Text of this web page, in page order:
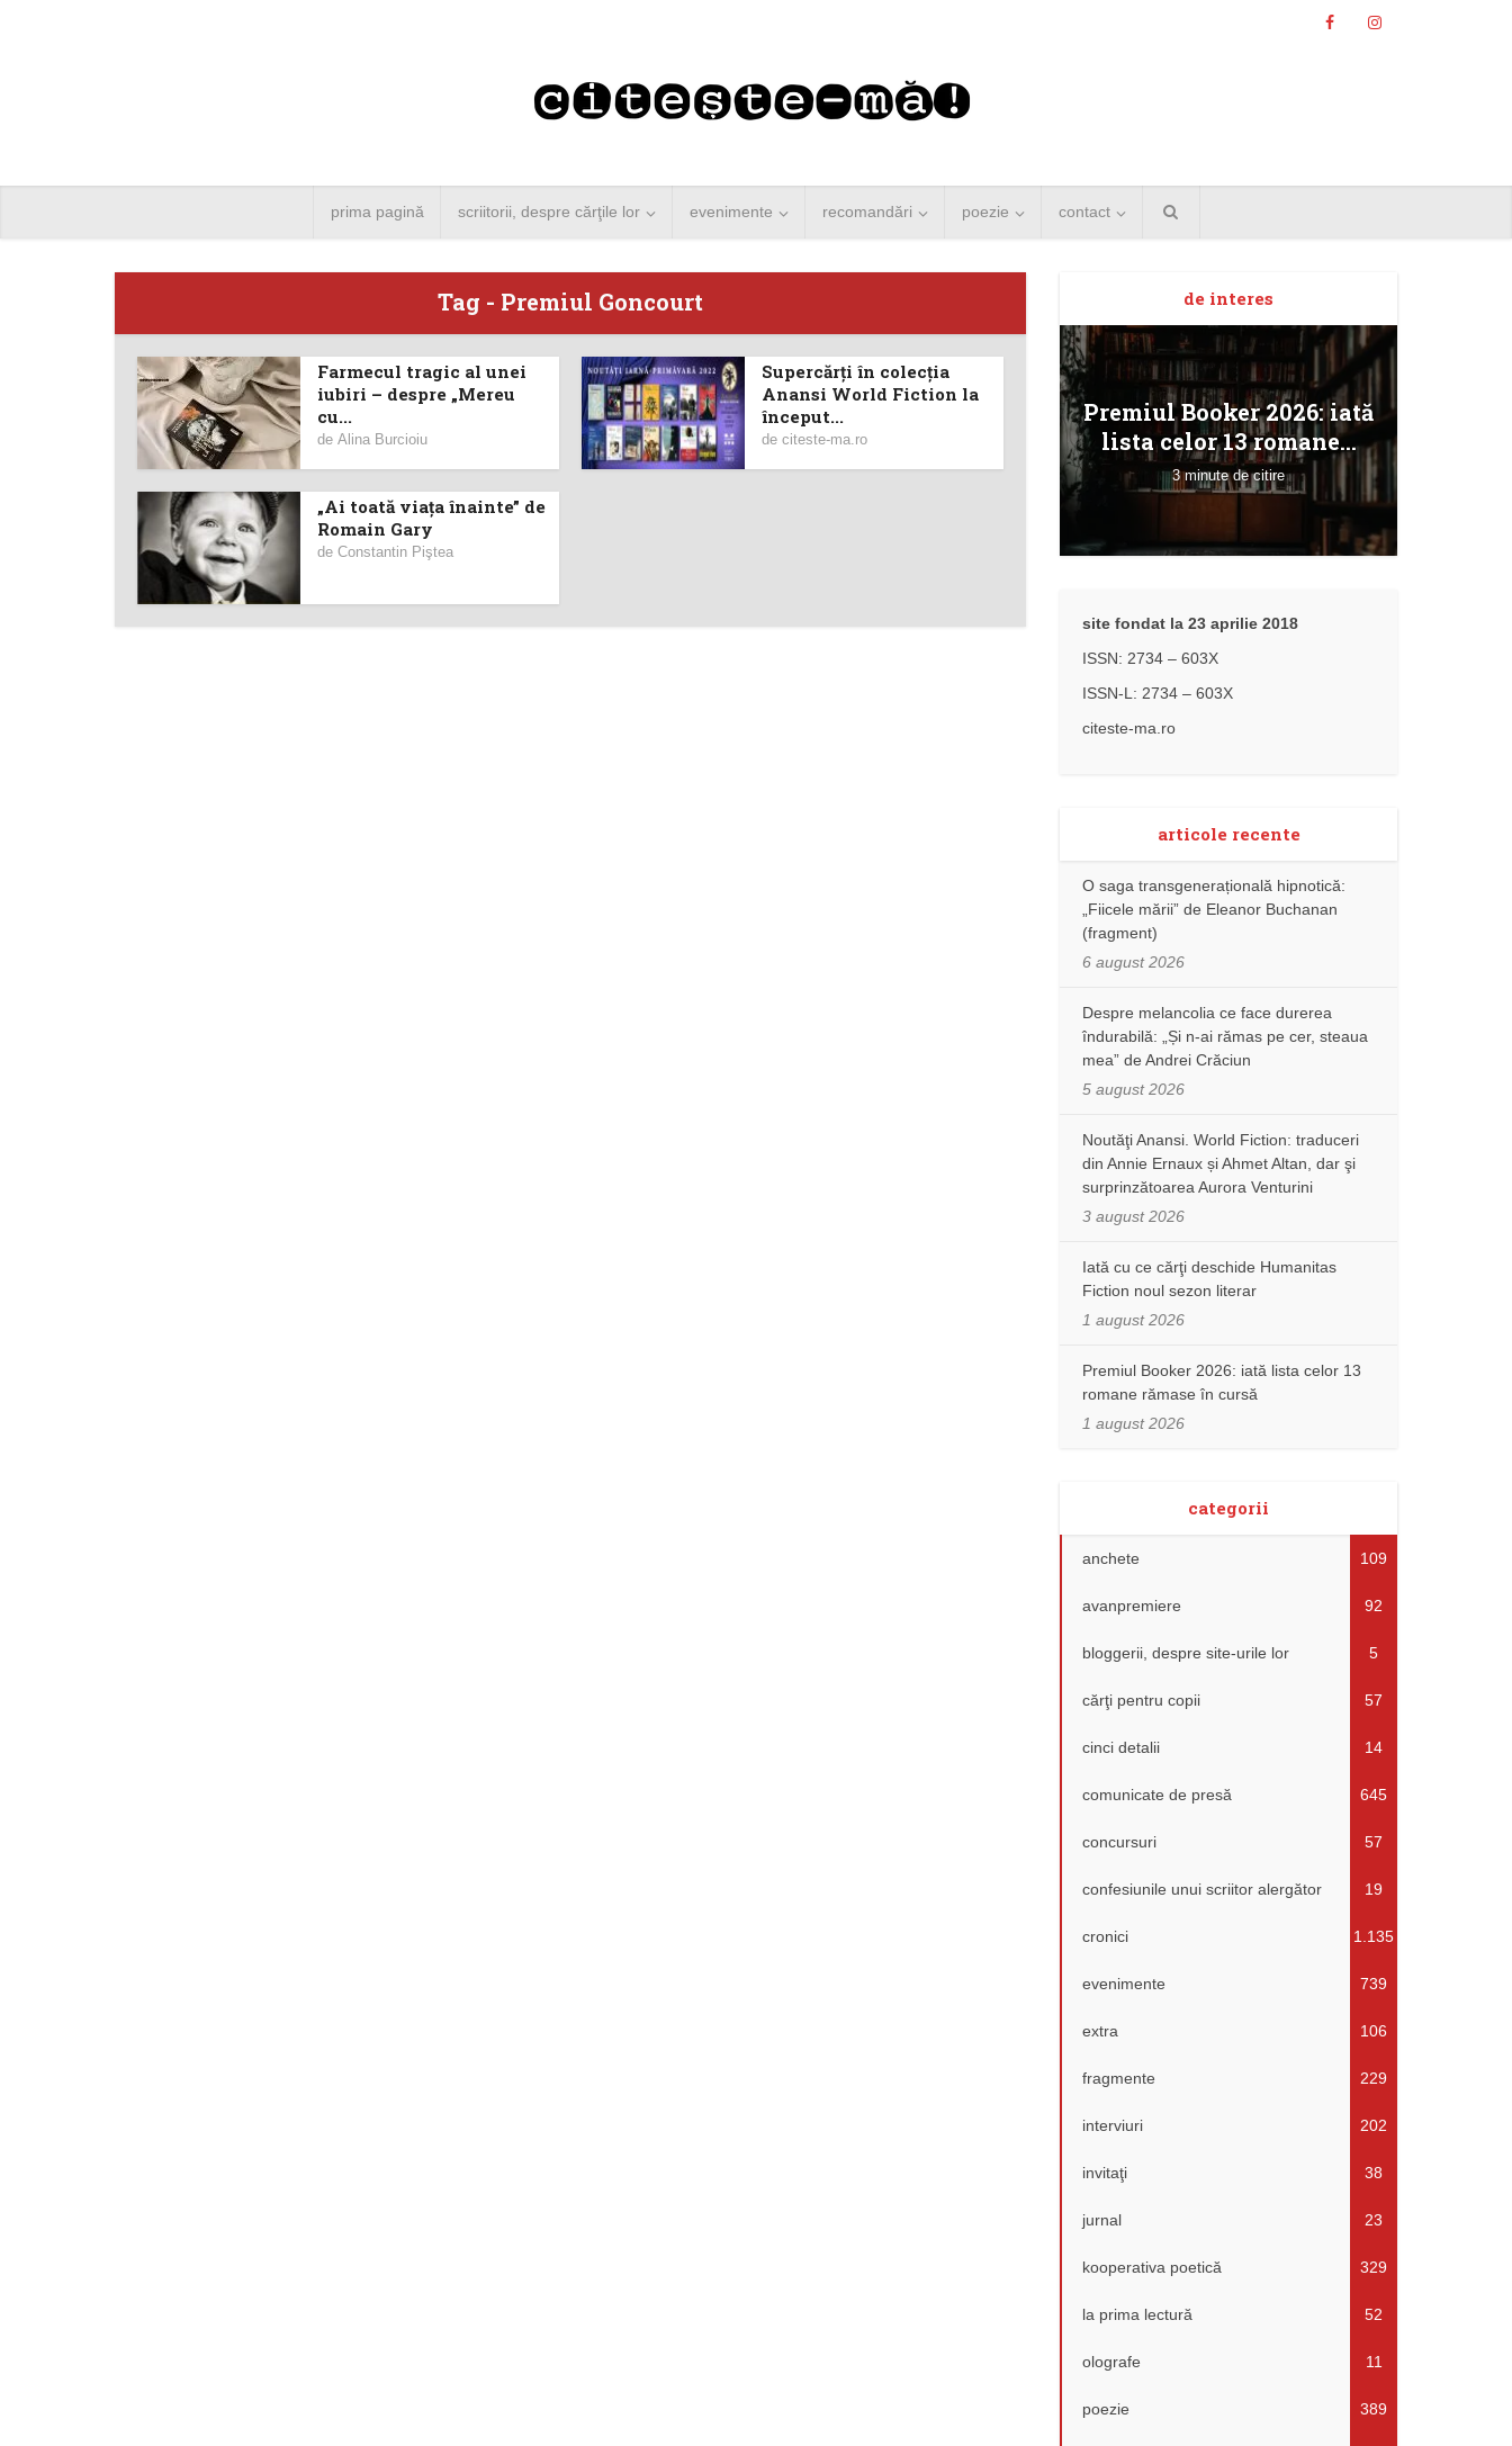
prima pagină scriitorii, despre cărţile lor evenimente recomandări poezie contact
Tag - Premiul Goncourt
Farmecul tragic al unei
iubiri – despre „Mereu
cu...
de Alina Burcioiu
Supercărţi în colecția
Anansi World Fiction la
început...
de citeste-ma.ro
„Ai toată viaţa înainte” de
Romain Gary
de Constantin Piştea
de interes
Angela Merkel vine la
București. Lansare de
carte şi...
4 minute de citire
Concurs de reportaj
literar pentru noile
Premiul Booker 2026: iată
lista celor 13 romane...
3 minute de citire
site fondat la 23 aprilie 2018
ISSN: 2734 – 603X
ISSN-L: 2734 – 603X
citeste-ma.ro
articole recente
O saga transgenerațională hipnotică:
„Fiicele mării” de Eleanor Buchanan
(fragment)
6 august 2026
Despre melancolia ce face durerea
îndurabilă: „Și n-ai rămas pe cer, steaua
mea” de Andrei Crăciun
5 august 2026
Noutăţi Anansi. World Fiction: traduceri
din Annie Ernaux și Ahmet Altan, dar şi
surprinzătoarea Aurora Venturini
3 august 2026
Iată cu ce cărţi deschide Humanitas
Fiction noul sezon literar
1 august 2026
Premiul Booker 2026: iată lista celor 13
romane rămase în cursă
1 august 2026
categorii
anchete 109
avanpremiere 92
bloggerii, despre site-urile lor 5
cărţi pentru copii 57
cinci detalii 14
comunicate de presă 645
concursuri 57
confesiunile unui scriitor alergător 19
cronici 1.135
evenimente 739
extra 106
fragmente 229
interviuri 202
invitaţi 38
jurnal 23
kooperativa poetică 329
la prima lectură 52
olografe 11
poezie 389